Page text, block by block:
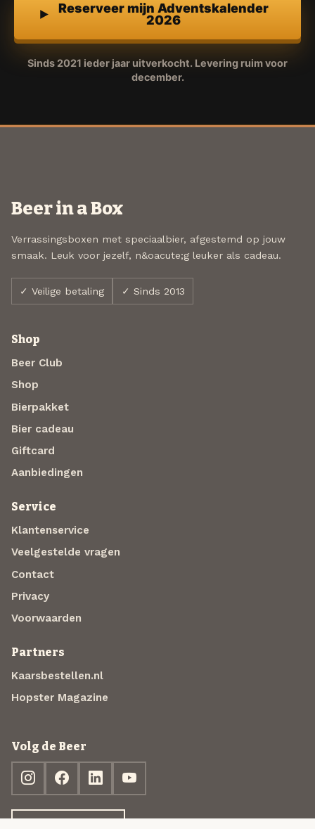
Reserveer mijn Adventskalender
2026
Sinds 2021 ieder jaar uitverkocht. Levering ruim voor
december.
Beer in a Box
Verrassingsboxen met speciaalbier, afgestemd op jouw
smaak. Leuk voor jezelf, n&oacute;g leuker als cadeau.
✓ Veilige betaling ✓ Sinds 2013
Shop
Beer Club
Shop
Bierpakket
Bier cadeau
Giftcard
Aanbiedingen
Service
Klantenservice
Veelgestelde vragen
Contact
Privacy
Voorwaarden
Partners
Kaarsbestellen.nl
Hopster Magazine
Volg de Beer